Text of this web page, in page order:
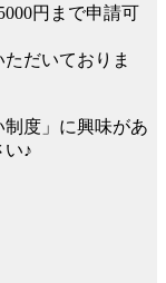
円まで申請可
だいておりま
度」に興味があ
い♪